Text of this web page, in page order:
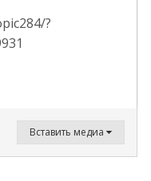
?
Вставить медиа